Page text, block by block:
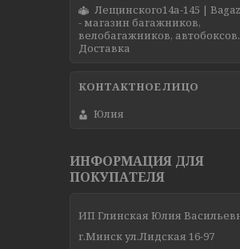
Лещинского14а-145 |
- магазин багажников,
велобагажников, автобоксов.
Доставка
Юлия
ИНФОРМАЦИЯ ДЛЯ
ПОКУПАТЕЛЯ
ИП Глинская Юлия
г.Минск ул.Лидская 16-97